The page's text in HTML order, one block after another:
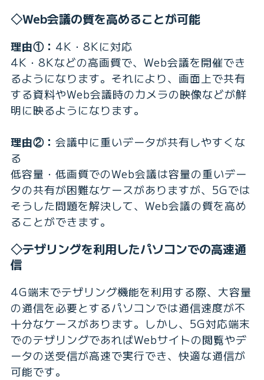
◇Web会議の質を高めることが可能
理由①： 4K・8Kに対応
4K・8Kなどの高画質で、Web会議を開催でき
るようになります。それにより、画面上で共有
する資料やWeb会議時のカメラの映像などが鮮
明に映るようになります。
理由②： 会議中に重いデータが共有しやすくな
る
低容量・低画質でのWeb会議は容量の重いデー
タの共有が困難なケースがありますが、5Gでは
そうした問題を解決して、Web会議の質を高め
ることができます。
◇テザリングを利用したパソコンでの高速通
信
4G端末でテザリング機能を利用する際、大容量
の通信を必要とするパソコンでは通信速度が不
十分なケースがあります。しかし、5G対応端末
でのテザリングであればWebサイトの閲覧やデ
ータの送受信が高速で実行でき、快適な通信が
可能です。